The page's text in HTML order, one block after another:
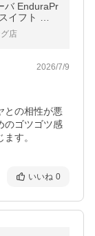
バ EnduraPr
イフト ス
店
2026/7/9
との相性が悪
のゴツゴツ感
す。
いいね 0